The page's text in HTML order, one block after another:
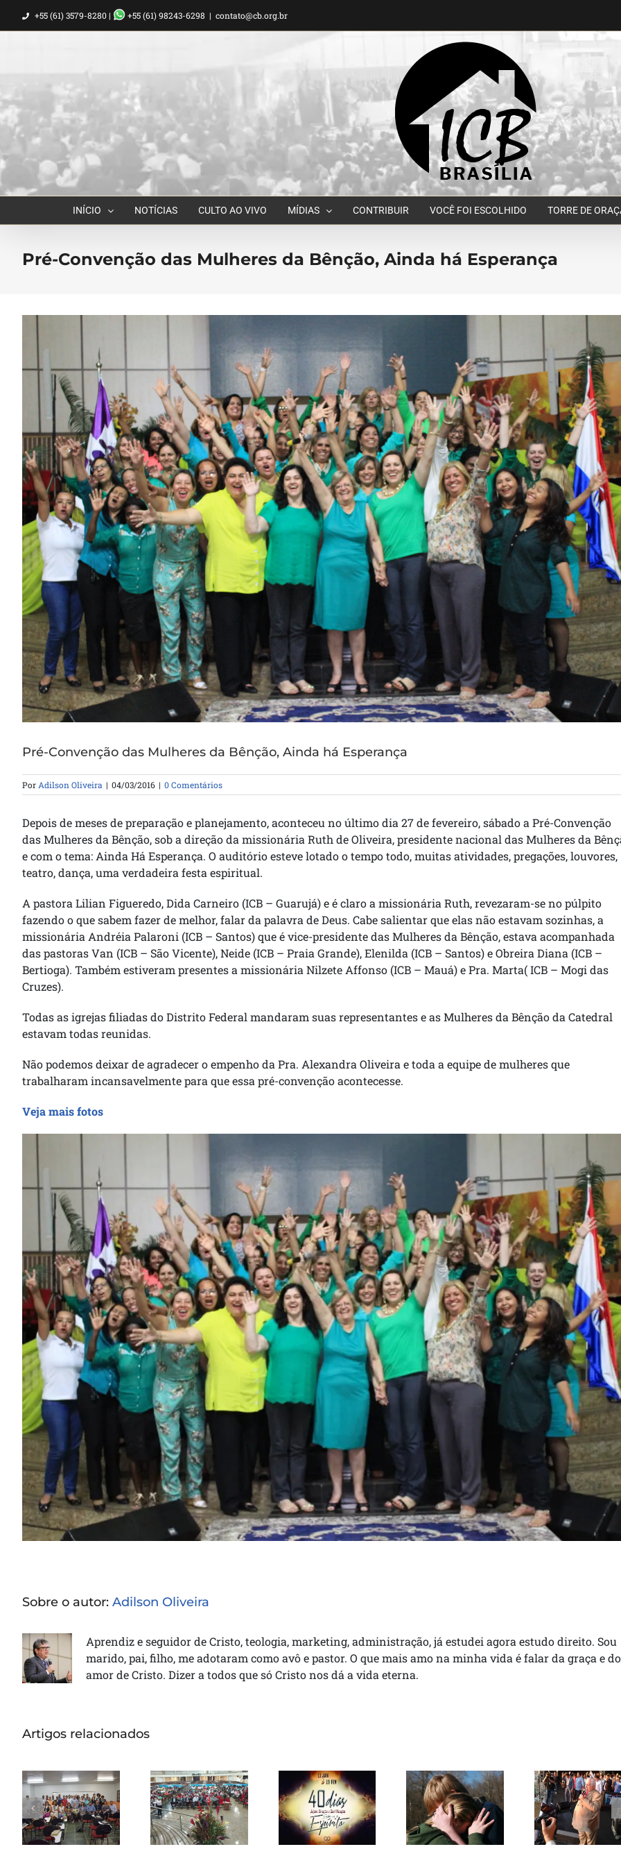
para
+55 (61) 3579-8280 | +55 (61) 98243-6298 | contato@cb.org.br
INÍCIO NOTÍCIAS CULTO AO VIVO MÍDIAS CONTRIBUIR VOCÊ FOI ESCOLHIDO TORRE DE
Pré-Convenção das Mulheres da Bênção, Ainda há Esperança
Pré-Convenção das Mulheres da Bênção, Ainda há Esperança
Por Adilson Oliveira | 04/03/2016 | 0 Comentários
Depois de meses de preparação e planejamento, aconteceu no último dia 27 de fevereiro, sábado a Pré-Convenção
das Mulheres da Bênção, sob a direção da missionária Ruth de Oliveira, presidente nacional das Mulheres da
e com o tema: Ainda Há Esperança. O auditório esteve lotado o tempo todo, muitas atividades, pregações, louvores,
teatro, dança, uma verdadeira festa espiritual.
A pastora Lilian Figueredo, Dida Carneiro (ICB – Guarujá) e é claro a missionária Ruth, revezaram-se no púlpito
fazendo o que sabem fazer de melhor, falar da palavra de Deus. Cabe salientar que elas não estavam sozinhas, a
missionária Andréia Palaroni (ICB – Santos) que é vice-presidente das Mulheres da Bênção, estava acompanhada
das pastoras Van (ICB – São Vicente), Neide (ICB – Praia Grande), Elenilda (ICB – Santos) e Obreira Diana (ICB –
Bertioga). Também estiveram presentes a missionária Nilzete Affonso (ICB – Mauá) e Pra. Marta( ICB – Mogi das
Cruzes).
Todas as igrejas filiadas do Distrito Federal mandaram suas representantes e as Mulheres da Bênção da Catedral
estavam todas reunidas.
Não podemos deixar de agradecer o empenho da Pra. Alexandra Oliveira e toda a equipe de mulheres que
trabalharam incansavelmente para que essa pré-convenção acontecesse.
Veja mais fotos
Sobre o autor: Adilson Oliveira
Aprendiz e seguidor de Cristo, teologia, marketing, administração, já estudei agora estudo direito. Sou
marido, pai, filho, me adotaram como avô e pastor. O que mais amo na minha vida é falar da graça e do
amor de Cristo. Dizer a todos que só Cristo nos dá a vida eterna.
Artigos relacionados
Seminário
Nacional ITEJ
inicia sua 43ª
Turma
Reunião
ministerial
em Brasília
Jejum e
oração por
40 dias
Curando
seus
sentimentos
Ato profético
contra
corrupção
reúne
multidão em